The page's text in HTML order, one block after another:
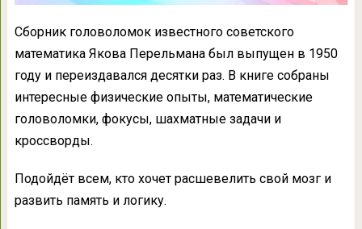
Сборник головоломок известного советского
математика Якова Перельмана был выпущен в 1950
году и переиздавался десятки раз. В книге собраны
интересные физические опыты, математические
головоломки, фокусы, шахматные задачи и
кроссворды.
Подойдёт всем, кто хочет расшевелить свой мозг и
развить память и логику.